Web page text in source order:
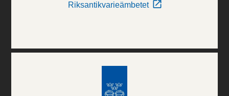
Riksantikvarieämbetet